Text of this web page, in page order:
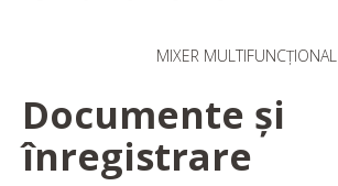
MIXER MULTIFUNCȚIONAL
Documente și
înregistrare